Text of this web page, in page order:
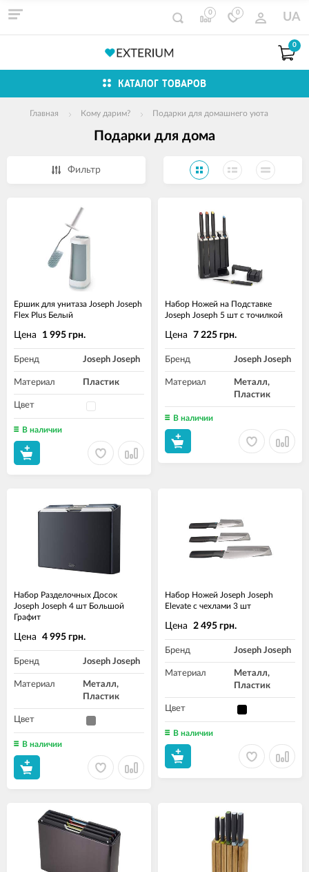
0 0 UA
0
КАТАЛОГ ТОВАРОВ
Главная Кому дарим? Подарки для домашнего уюта
Подарки для дома
Фильтр
Ершик для унитаза Joseph Joseph
Flex Plus Белый
Цена 1 995 грн.
Бренд Joseph Joseph
Материал Пластик
Цвет
В наличии
Набор Ножей на Подставке
Joseph Joseph 5 шт с точилкой
Цена 7 225 грн.
Бренд Joseph Joseph
Материал
Металл,
Пластик
В наличии
Набор Разделочных Досок
Joseph Joseph 4 шт Большой
Графит
Цена 4 995 грн.
Бренд Joseph Joseph
Материал
Металл,
Пластик
Цвет
В наличии
Набор Ножей Joseph Joseph
Elevate с чехлами 3 шт
Цена 2 495 грн.
Бренд Joseph Joseph
Материал
Металл,
Пластик
Цвет
В наличии